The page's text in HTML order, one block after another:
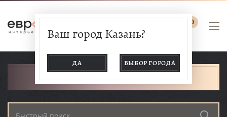
0
Ваш город Казань?
ДА ВЫБОР ГОРОДА